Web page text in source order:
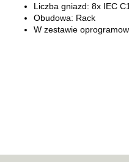
Liczba gniazd: 8x IEC
Obudowa: Rack
W zestawie